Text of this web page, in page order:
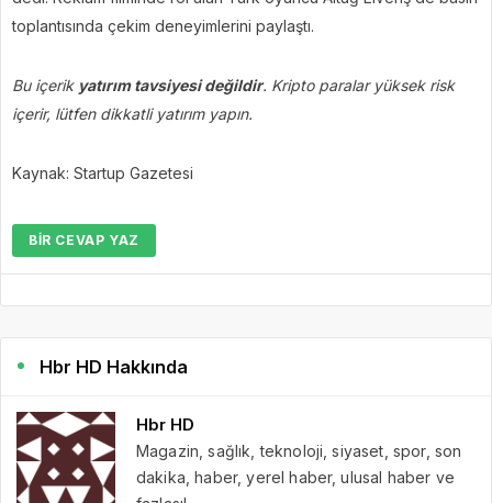
toplantısında çekim deneyimlerini paylaştı.
Bu içerik yatırım tavsiyesi değildir. Kripto paralar yüksek risk
içerir, lütfen dikkatli yatırım yapın.
Kaynak: Startup Gazetesi
BIR CEVAP YAZ
Hbr HD Hakkında
Hbr HD
Magazin, sağlık, teknoloji, siyaset, spor, son
dakika, haber, yerel haber, ulusal haber ve